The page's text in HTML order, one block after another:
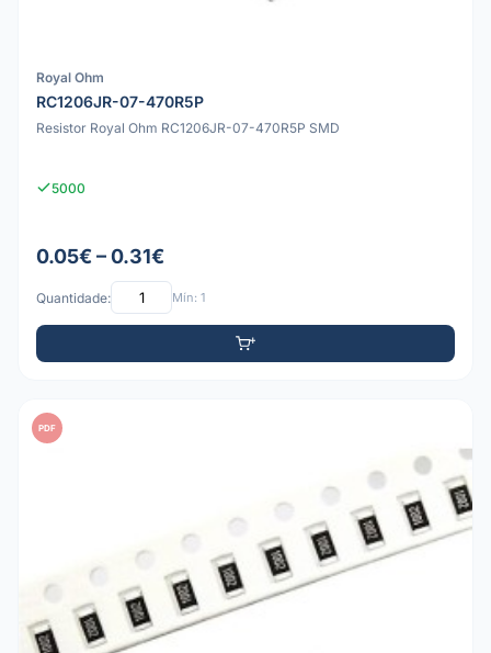
Royal Ohm
RC1206JR-07-470R5P
Resistor Royal Ohm RC1206JR-07-470R5P SMD
5000
0.05€ – 0.31€
Quantidade: Mín: 1
PDF